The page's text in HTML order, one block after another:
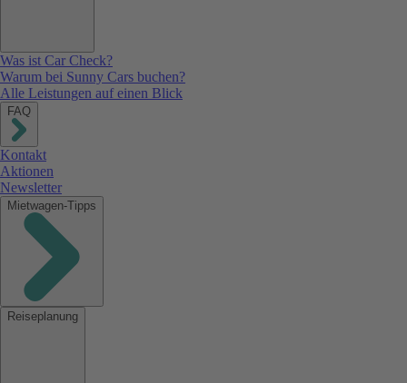
Was ist Car Check?
Warum bei Sunny Cars buchen?
Alle Leistungen auf einen Blick
FAQ
Kontakt
Aktionen
Newsletter
Mietwagen-Tipps
Reiseplanung